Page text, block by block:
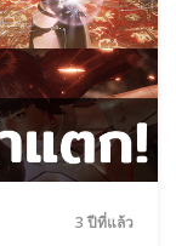
3 ปีที่แล้ว